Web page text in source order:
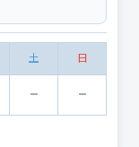
土 日